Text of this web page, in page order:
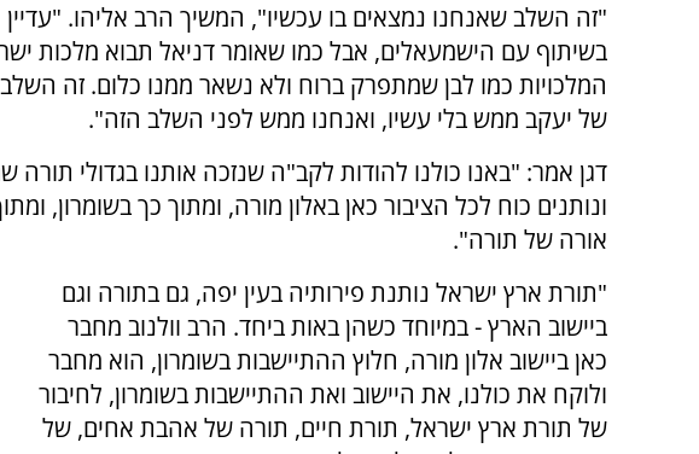
"זה השלב שאנחנו נמצאים בו עכשיו", המשיך הרב אליהו.
בשיתוף עם הישמעאלים, אבל כמו שאומר דניאל תבוא מלכות
המלכויות כמו לבן שמתפרק ברוח ולא נשאר ממנו כלום. זה
של יעקב ממש בלי עשיו, ואנחנו ממש לפני השלב הזה".
דגן אמר: "באנו כולנו להודות לקב"ה שנזכה אותנו בגדולי תורה
ונותנים כוח לכל הציבור כאן באלון מורה, ומתוך כך בשומרון,
אורה של תורה".
"תורת ארץ ישראל נותנת פירותיה בעין יפה, גם בתורה וגם
ביישוב הארץ - במיוחד כשהן באות ביחד. הרב וולנוב מחבר
כאן ביישוב אלון מורה, חלוץ ההתיישבות בשומרון, הוא מחבר
ולוקח את כולנו, את היישוב ואת ההתיישבות בשומרון, לחיבור
של תורת ארץ ישראל, תורת חיים, תורה של אהבת אחים, של